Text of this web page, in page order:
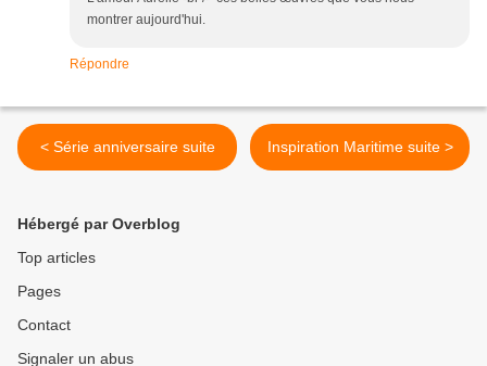
montrer aujourd'hui.
Répondre
< Série anniversaire suite Inspiration Maritime suite >
Hébergé par Overblog
Top articles
Pages
Contact
Signaler un abus